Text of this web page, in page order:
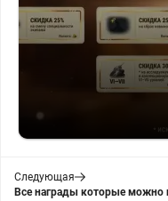
Следующая
Все награды которые можно